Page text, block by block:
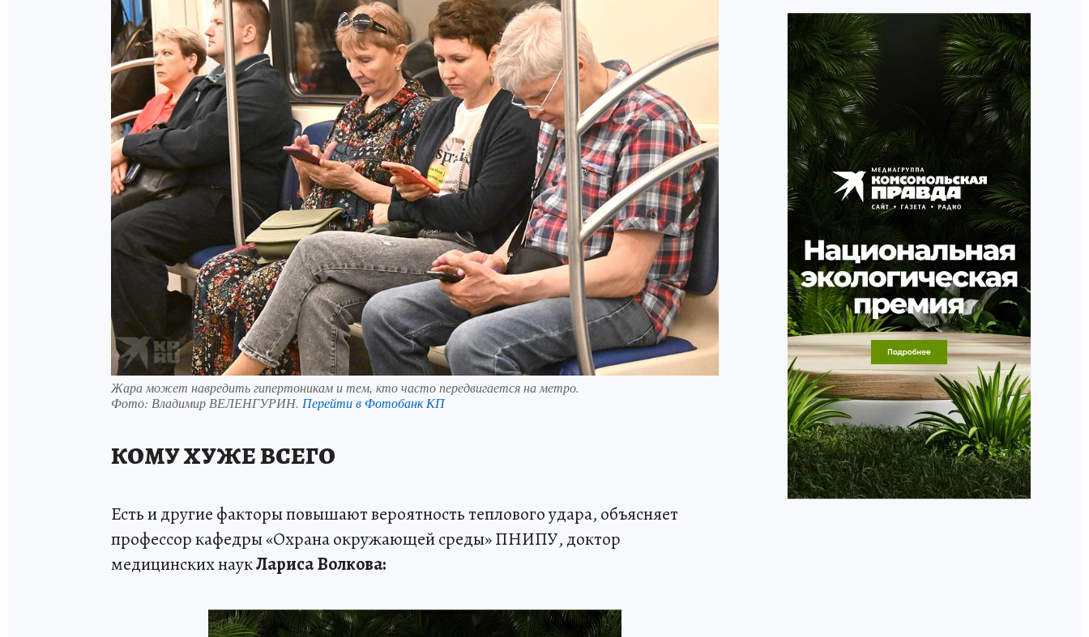
Жара может навредить гипертоникам и тем, кто часто передвигается на метро.
Фото: Владимир ВЕЛЕНГУРИН. Перейти в Фотобанк КП
КОМУ ХУЖЕ ВСЕГО
Есть и другие факторы повышают вероятность теплового удара, объясняет
профессор кафедры «Охрана окружающей среды» ПНИПУ, доктор
медицинских наукЛариса Волкова: